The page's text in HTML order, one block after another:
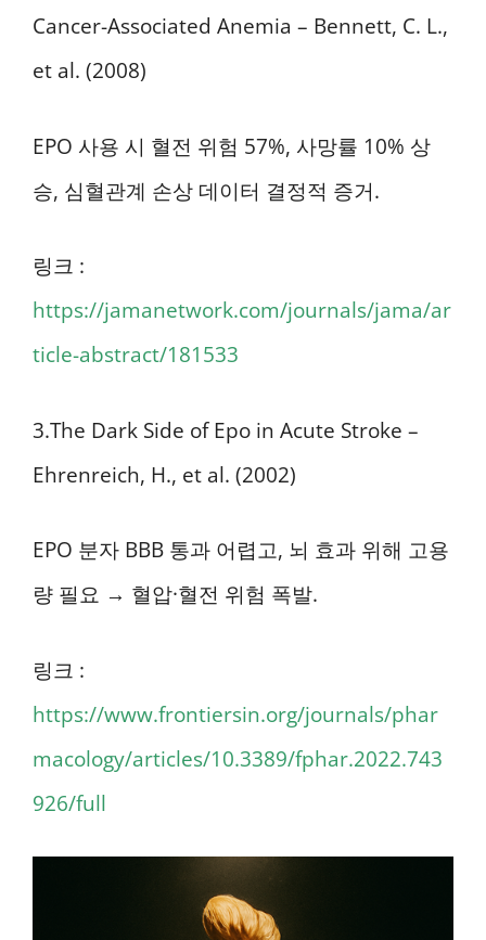
Cancer-Associated Anemia – Bennett, C. L.,
et al. (2008)
EPO 사용 시 혈전 위험 57%, 사망률 10% 상
승, 심혈관계 손상 데이터 결정적 증거.
링크 :
https://jamanetwork.com/journals/jama/ar
ticle-abstract/181533
3.The Dark Side of Epo in Acute Stroke –
Ehrenreich, H., et al. (2002)
EPO 분자 BBB 통과 어렵고, 뇌 효과 위해 고용
량 필요 → 혈압·혈전 위험 폭발.
링크 :
https://www.frontiersin.org/journals/phar
macology/articles/10.3389/fphar.2022.743
926/full